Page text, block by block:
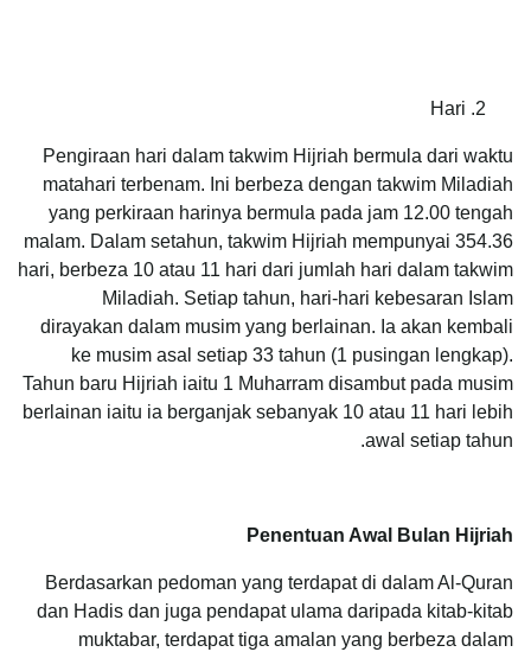
Hari
Pengiraan hari dalam takwim Hijriah bermula dari waktu
matahari terbenam. Ini berbeza dengan takwim Miladiah
yang perkiraan harinya bermula pada jam 12.00 tengah
malam. Dalam setahun, takwim Hijriah mempunyai 354.36
hari, berbeza 10 atau 11 hari dari jumlah hari dalam takwim
Miladiah. Setiap tahun, hari-hari kebesaran Islam
dirayakan dalam musim yang berlainan. Ia akan kembali
ke musim asal setiap 33 tahun (1 pusingan lengkap).
Tahun baru Hijriah iaitu 1 Muharram disambut pada musim
berlainan iaitu ia berganjak sebanyak 10 atau 11 hari lebih
awal setiap tahun.
Penentuan Awal Bulan Hijriah
Berdasarkan pedoman yang terdapat di dalam Al-Quran
dan Hadis dan juga pendapat ulama daripada kitab-kitab
muktabar, terdapat tiga amalan yang berbeza dalam